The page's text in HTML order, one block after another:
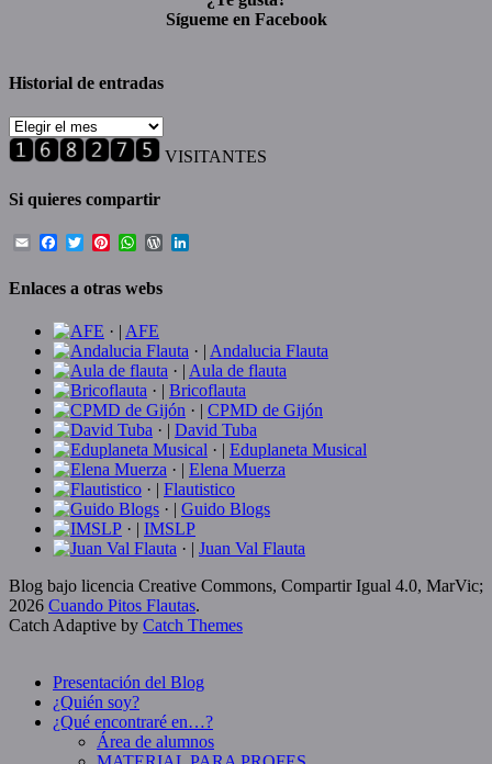
Sígueme en Facebook
Historial de entradas
Historial
de
entradas
VISITANTES
Si quieres compartir
EmailFacebook
TwitterPinterestWhatsAppWordPress
Enlaces a otras webs
· | AFE
· | Andalucia Flauta
· | Aula de flauta
· | Bricoflauta
· | CPMD de Gijón
· | David Tuba
· | Eduplaneta Musical
· | Elena Muerza
· | Flautistico
· | Guido Blogs
· | IMSLP
· | Juan Val Flauta
Blog bajo licencia Creative Commons, Compartir Igual 4.0, MarVic;
2026 Cuando Pitos Flautas.
Catch Adaptive by Catch Themes
Presentación del Blog
¿Quién soy?
¿Qué encontraré en…?
Área de alumnos